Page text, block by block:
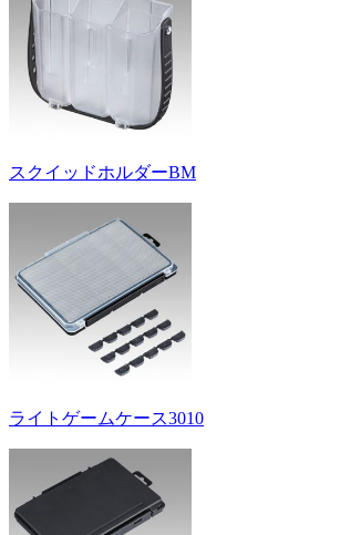
スクイッドホルダーBM
ライトゲームケース3010